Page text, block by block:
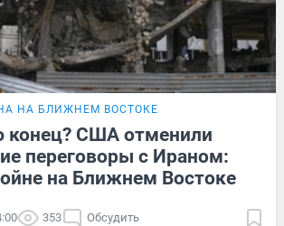
НА БЛИЖНЕМ ВОСТОКЕ
конец? США отменили
переговоры с Ираном:
на Ближнем Востоке
353 Обсудить